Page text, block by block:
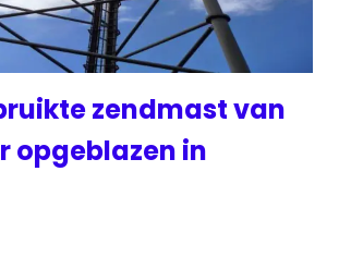
zendmast van
opgeblazen in